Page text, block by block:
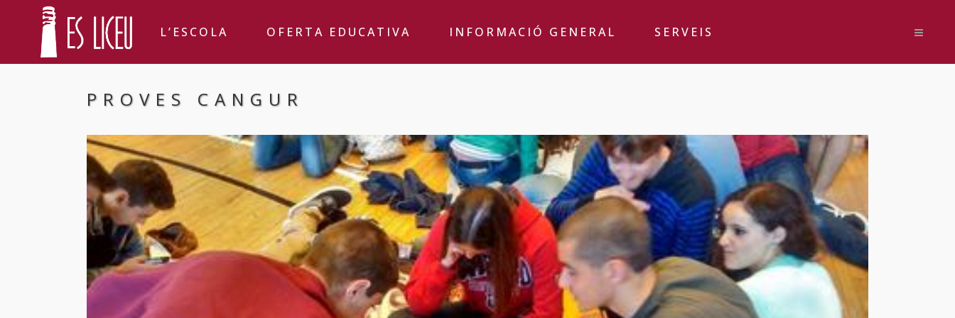
L’ESCOLA OFERTA EDUCATIVA INFORMACIÓ GENERAL SERVEIS
PROVES CANGUR